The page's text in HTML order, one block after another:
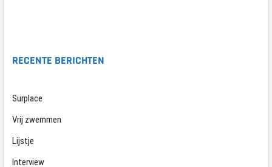
RECENTE BERICHTEN
Surplace
Vrij zwemmen
Lijstje
Interview